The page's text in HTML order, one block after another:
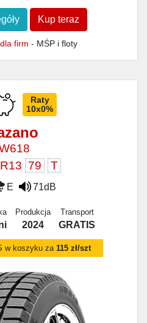
Kup teraz
firm - MŚP i floty
Raty
10x0%
79 T
E 71dB
Produkcja
2024
Transport
GRATIS
w koszyku za115 zł/szt